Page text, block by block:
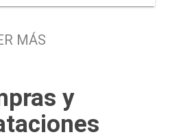
habitacional a docentes,
MÁS
y